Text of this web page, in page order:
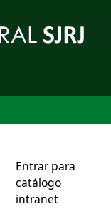
Entrar para
catálogo
intranet